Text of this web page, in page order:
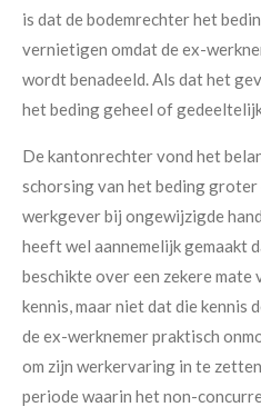
is dat de bodemrechter het
vernietigen omdat de ex-
wordt benadeeld. Als dat het
het beding geheel of
De kantonrechter vond het
schorsing van het beding groter
werkgever bij ongewijzigde
heeft wel aannemelijk gemaakt
beschikte over een zekere
kennis, maar niet dat die kennis
de ex-werknemer praktisch
om zijn werkervaring in te
periode waarin het non-